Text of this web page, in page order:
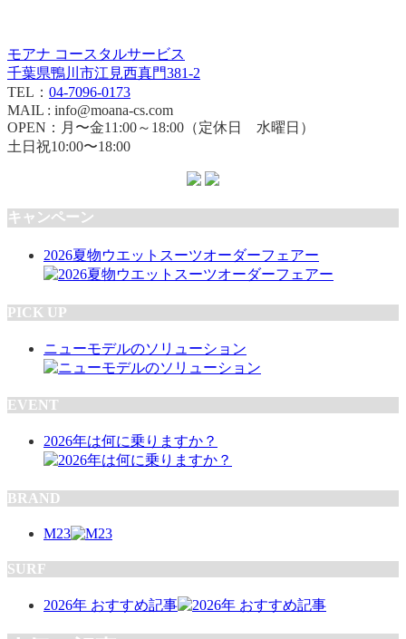
モアナ コースタルサービス
千葉県鴨川市江見西真門381-2
TEL： 04-7096-0173
MAIL : info@moana-cs.com
OPEN：月〜金11:00～18:00（定休日 水曜日）
土日祝10:00〜18:00
キャンペーン
2026夏物ウエットスーツオーダーフェアー
PICK UP
ニューモデルのソリューション
EVENT
2026年は何に乗りますか？
BRAND
M23
SURF
2026年 おすすめ記事